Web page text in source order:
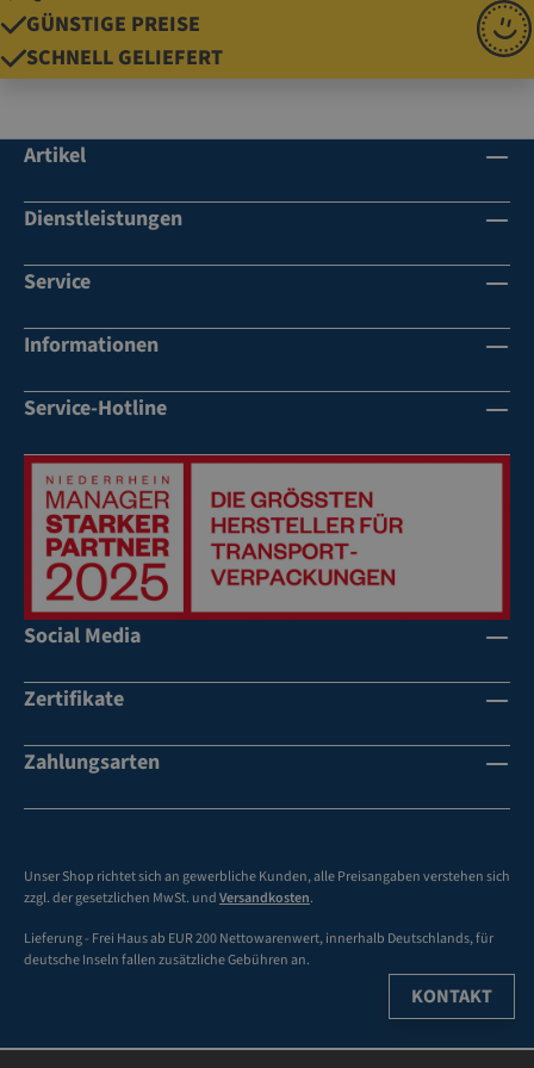
GÜNSTIGE PREISE
SCHNELL GELIEFERT
Artikel
Dienstleistungen
Service
Informationen
Service-Hotline
Social Media
Zertifikate
Zahlungsarten
Unser Shop richtet sich an gewerbliche Kunden, alle Preisangaben verstehen sich
zzgl. der gesetzlichen MwSt. undVersandkosten.
Lieferung - Frei Haus ab EUR 200 Nettowarenwert, innerhalb Deutschlands, für
deutsche Inseln fallen zusätzliche Gebühren an.
KONTAKT